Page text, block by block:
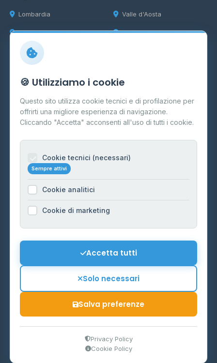
Lombardia
Marche
Valle d'Aosta
Veneto
Info
Cos'è il GPL
FAQ
Contatti
Informazioni legali
Cookie Policy
Preferenze Cookie
Mappa del sito
P.IVA 03859300364
Ministero delle Imprese e del Made in Italy
🍪 Utilizziamo i cookie
Questo sito utilizza cookie tecnici e di profilazione per
offrirti una migliore esperienza di navigazione.
Cliccando "Accetta" acconsenti all'uso di tutti i cookie.
Cookie tecnici (necessari)
Sempre attivi
Cookie analitici
Cookie di marketing
Accetta tutti
Solo necessari
Salva preferenze
Privacy Policy
Cookie Policy